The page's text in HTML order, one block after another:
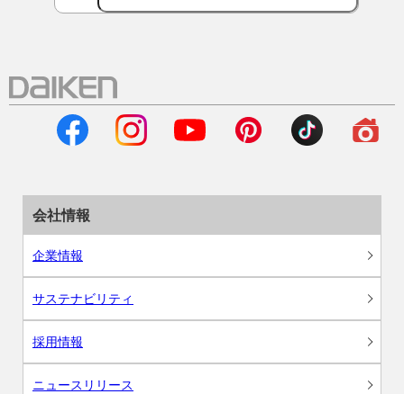
会社情報
企業情報
サステナビリティ
採用情報
ニュースリリース